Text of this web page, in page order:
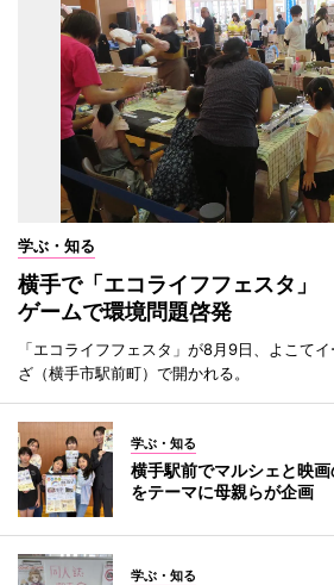
学ぶ・知る
横手で「エコライフフェスタ
ゲームで環境問題啓発
「エコライフフェスタ」が8月9日、よこて
ざ（横手市駅前町）で開かれる。
学ぶ・知る
横手駅前でマルシェと映
をテーマに母親らが企画
学ぶ・知る